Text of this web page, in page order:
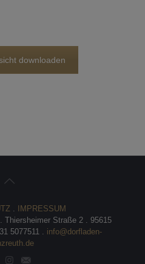
downloaden
.
IMPRESSUM
Thiersheimer Straße 2 . 95615
5077511 . info@dorfladen-